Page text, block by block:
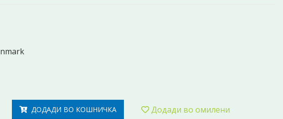
ДОДАДИ ВО КОШНИЧКА Додади во омилени